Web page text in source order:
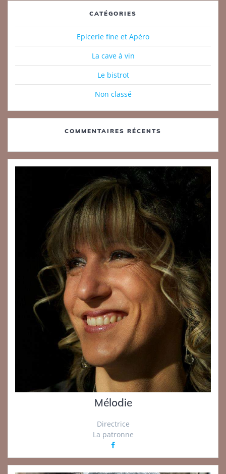
CATÉGORIES
Epicerie fine et Apéro
La cave à vin
Le bistrot
Non classé
COMMENTAIRES RÉCENTS
Mélodie
Directrice
La patronne